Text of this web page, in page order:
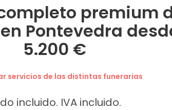
premium
Pontevedra
5.200 €
servicios de las distintas funerarias
incluido. IVA incluido.